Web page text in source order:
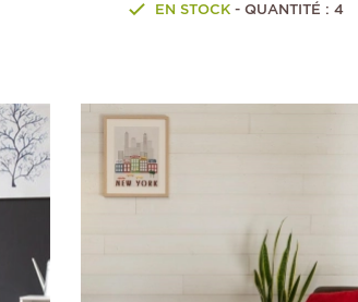
EN STOCK - QUANTITÉ : 4